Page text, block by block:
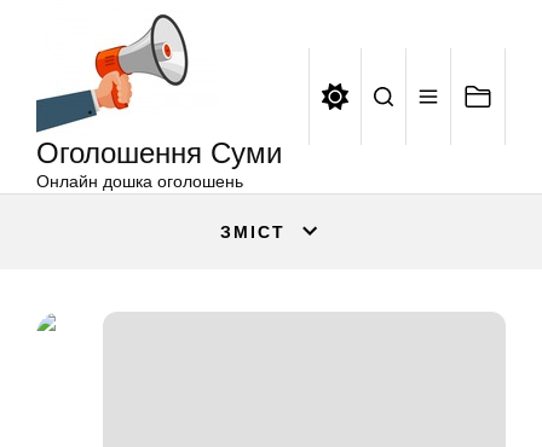
Оголошення Суми
Онлайн дошка оголошень
ЗМІСТ